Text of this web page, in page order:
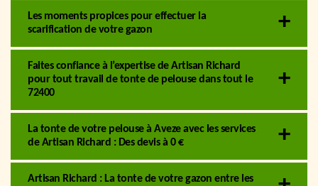
Les moments propices pour effectuer la
scarification de votre gazon
Faites confiance à l’expertise de Artisan Richard
pour tout travail de tonte de pelouse dans tout le
72400
La tonte de votre pelouse à Aveze avec les services
de Artisan Richard : Des devis à 0 €
Artisan Richard : La tonte de votre gazon entre les